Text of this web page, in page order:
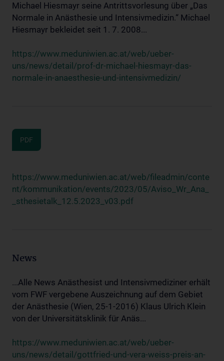
Michael Hiesmayr seine Antrittsvorlesung über „Das
Normale in Anästhesie und Intensivmedizin.“ Michael
Hiesmayr bekleidet seit 1. 7. 2008...
https://www.meduniwien.ac.at/web/ueber-
uns/news/detail/prof-dr-michael-hiesmayr-das-
normale-in-anaesthesie-und-intensivmedizin/
PDF
https://www.meduniwien.ac.at/web/fileadmin/conte
nt/kommunikation/events/2023/05/Aviso_Wr_Ana_
_sthesietalk_12.5.2023_v03.pdf
News
...Alle News Anästhesist und Intensivmediziner erhält
vom FWF vergebene Auszeichnung auf dem Gebiet
der Anästhesie (Wien, 25-1-2016) Klaus Ulrich Klein
von der Universitätsklinik für Anäs...
https://www.meduniwien.ac.at/web/ueber-
uns/news/detail/gottfried-und-vera-weiss-preis-an-